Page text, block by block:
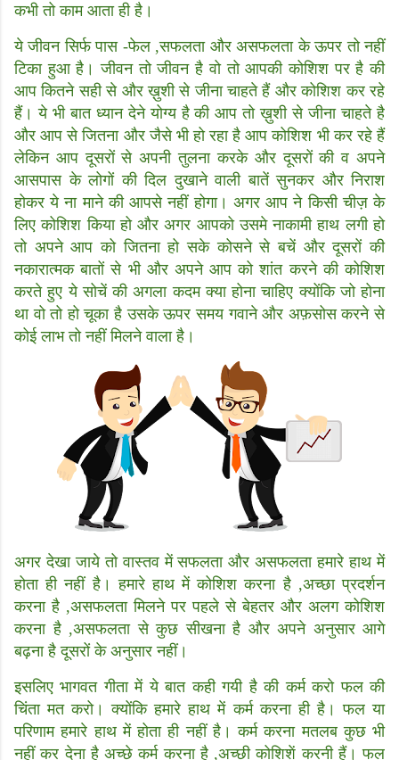
कभी तो काम आता ही है।
ये जीवन सिर्फ पास -फेल ,सफलता और असफलता के ऊपर तो नहीं
टिका हुआ है। जीवन तो जीवन है वो तो आपकी कोशिश पर है की
आप कितने सही से और ख़ुशी से जीना चाहते हैं और कोशिश कर रहे
हैं। ये भी बात ध्यान देने योग्य है की आप तो ख़ुशी से जीना चाहते है
और आप से जितना और जैसे भी हो रहा है आप कोशिश भी कर रहे हैं
लेकिन आप दूसरों से अपनी तुलना करके और दूसरों की व अपने
आसपास के लोगों की दिल दुखाने वाली बातें सुनकर और निराश
होकर ये ना माने की आपसे नहीं होगा। अगर आप ने किसी चीज़ के
लिए कोशिश किया हो और अगर आपको उसमे नाकामी हाथ लगी हो
तो अपने आप को जितना हो सके कोसने से बचें और दूसरों की
नकारात्मक बातों से भी और अपने आप को शांत करने की कोशिश
करते हुए ये सोचें की अगला कदम क्या होना चाहिए क्योंकि जो होना
था वो तो हो चूका है उसके ऊपर समय गवाने और अफ़सोस करने से
कोई लाभ तो नहीं मिलने वाला है।
अगर देखा जाये तो वास्तव में सफलता और असफलता हमारे हाथ में
होता ही नहीं है। हमारे हाथ में कोशिश करना है ,अच्छा प्रदर्शन
करना है ,असफलता मिलने पर पहले से बेहतर और अलग कोशिश
करना है ,असफलता से कुछ सीखना है और अपने अनुसार आगे
बढ़ना है दूसरों के अनुसार नहीं।
इसलिए भागवत गीता में ये बात कही गयी है की कर्म करो फल की
चिंता मत करो। क्योंकि हमारे हाथ में कर्म करना ही है। फल या
परिणाम हमारे हाथ में होता ही नहीं है। कर्म करना मतलब कुछ भी
नहीं कर देना है अच्छे कर्म करना है ,अच्छी कोशिशें करनी हैं। फल